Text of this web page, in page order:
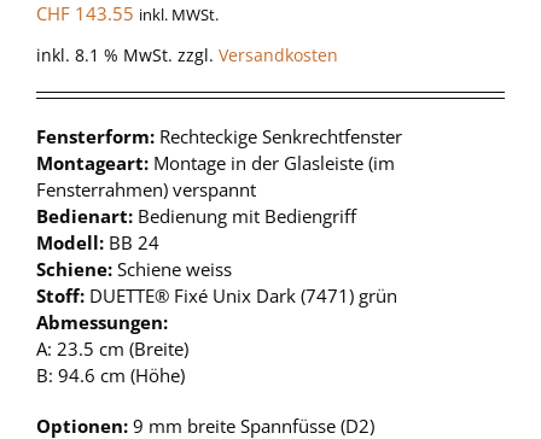
CHF 143.55 inkl. MWSt.
inkl. 8.1 % MwSt. zzgl. Versandkosten
Fensterform: Rechteckige Senkrechtfenster
Montageart: Montage in der Glasleiste (im
Fensterrahmen) verspannt
Bedienart: Bedienung mit Bediengriff
Modell: BB 24
Schiene: Schiene weiss
Stoff: DUETTE® Fixé Unix Dark (7471) grün
Abmessungen:
A: 23.5 cm (Breite)
B: 94.6 cm (Höhe)
Optionen: 9 mm breite Spannfüsse (D2)